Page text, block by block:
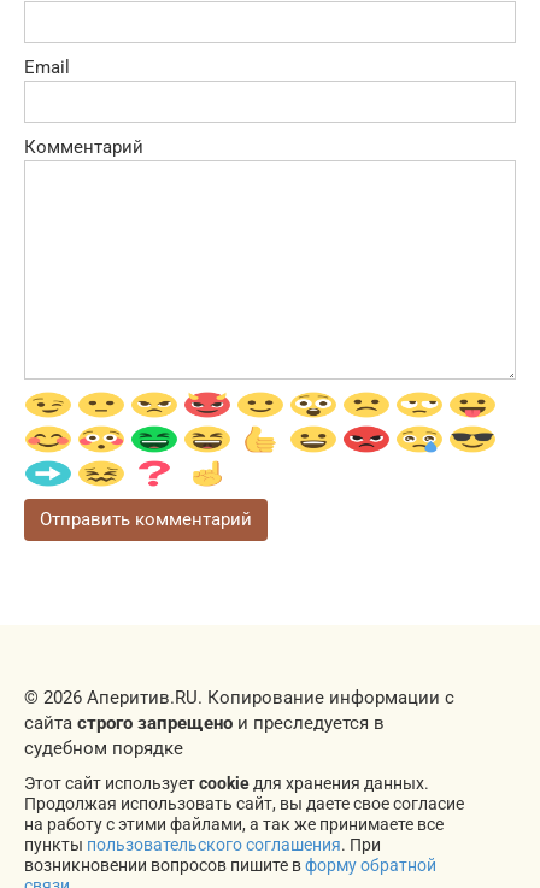
Email
Комментарий
© 2026 Аперитив.RU. Копирование информации с
сайта строго запрещено и преследуется в
судебном порядке
Этот сайт используетcookieдля хранения данных.
Продолжая использовать сайт, вы даете свое согласие
на работу с этими файлами, а так же принимаете все
пункты пользовательского соглашения. При
возникновении вопросов пишите вформу обратной